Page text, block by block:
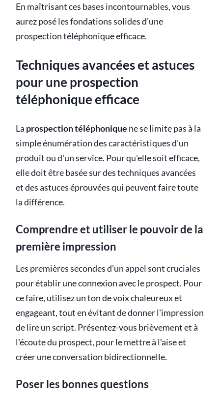
En maîtrisant ces bases incontournables, vous
aurez posé les fondations solides d'une
prospection téléphonique efficace.
Techniques avancées et astuces
pour une prospection
téléphonique efficace
La prospection téléphonique ne se limite pas à la
simple énumération des caractéristiques d'un
produit ou d'un service. Pour qu'elle soit efficace,
elle doit être basée sur des techniques avancées
et des astuces éprouvées qui peuvent faire toute
la différence.
Comprendre et utiliser le pouvoir de la
première impression
Les premières secondes d'un appel sont cruciales
pour établir une connexion avec le prospect. Pour
ce faire, utilisez un ton de voix chaleureux et
engageant, tout en évitant de donner l'impression
de lire un script. Présentez-vous brièvement et à
l'écoute du prospect, pour le mettre à l'aise et
créer une conversation bidirectionnelle.
Poser les bonnes questions